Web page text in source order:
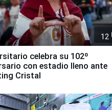
12
celebra su 102º
con estadio lleno ante
Cristal